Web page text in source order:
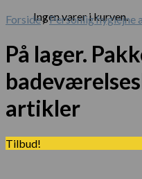
Ingen varer i kurven.
Forside/Personlig hygiejne
På lager.
artikler
Tilbud!